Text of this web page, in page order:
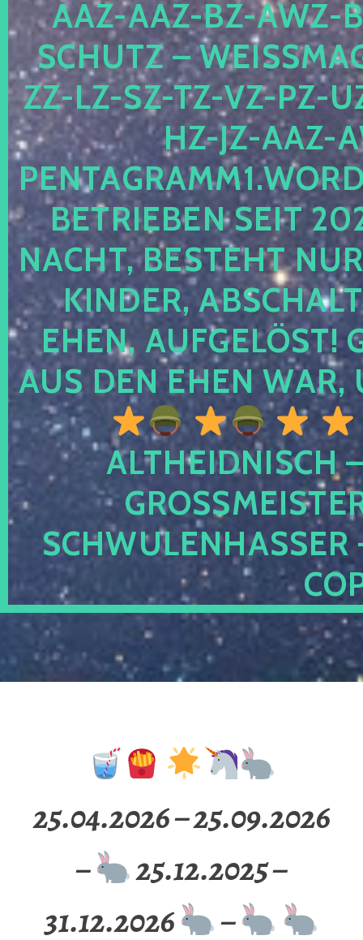
AZ-AAZ-BZ-AWZ-
CHUTZ –
-LZ-SZ-TZ-VZ-PZ-UZ-
-JZ-AAZ-
TRIEBEN SEIT 2024
CHT, BESTEHT NUR
NDER,
EN, AUFGELÖST!
S DEN EHEN WAR,
ALTHEIDNISCH
CHWULENHASSER
25.04.2026 – 25.09.2026
–
25.12.2025 –
31.12.2026
–